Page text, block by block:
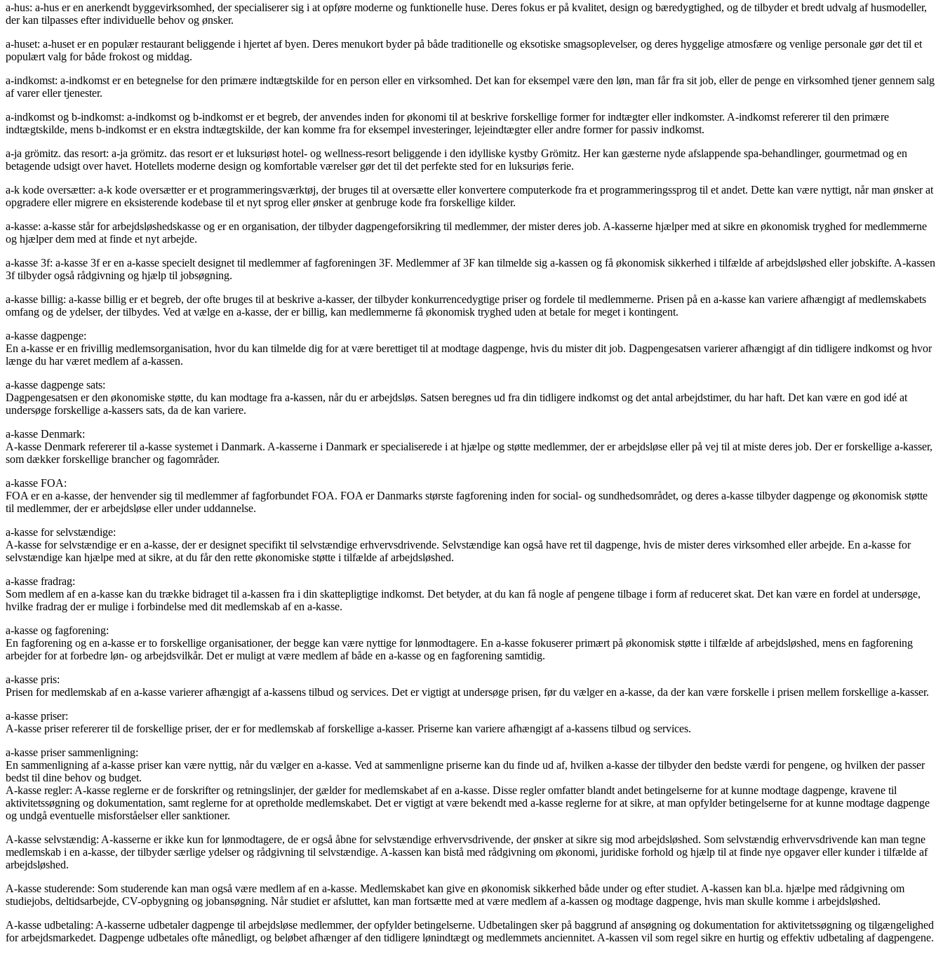
a-hus: a-hus er en anerkendt byggevirksomhed, der specialiserer sig i at opføre moderne og funktionelle huse. Deres fokus er på kvalitet, design og bæredygtighed, og de tilbyder et bredt udvalg af husmodeller,
der kan tilpasses efter individuelle behov og ønsker.
a-huset: a-huset er en populær restaurant beliggende i hjertet af byen. Deres menukort byder på både traditionelle og eksotiske smagsoplevelser, og deres hyggelige atmosfære og venlige personale gør det til et
populært valg for både frokost og middag.
a-indkomst: a-indkomst er en betegnelse for den primære indtægtskilde for en person eller en virksomhed. Det kan for eksempel være den løn, man får fra sit job, eller de penge en virksomhed tjener gennem salg
af varer eller tjenester.
a-indkomst og b-indkomst: a-indkomst og b-indkomst er et begreb, der anvendes inden for økonomi til at beskrive forskellige former for indtægter eller indkomster. A-indkomst refererer til den primære
indtægtskilde, mens b-indkomst er en ekstra indtægtskilde, der kan komme fra for eksempel investeringer, lejeindtægter eller andre former for passiv indkomst.
a-ja grömitz. das resort: a-ja grömitz. das resort er et luksuriøst hotel- og wellness-resort beliggende i den idylliske kystby Grömitz. Her kan gæsterne nyde afslappende spa-behandlinger, gourmetmad og en
betagende udsigt over havet. Hotellets moderne design og komfortable værelser gør det til det perfekte sted for en luksuriøs ferie.
a-k kode oversætter: a-k kode oversætter er et programmeringsværktøj, der bruges til at oversætte eller konvertere computerkode fra et programmeringssprog til et andet. Dette kan være nyttigt, når man ønsker at
opgradere eller migrere en eksisterende kodebase til et nyt sprog eller ønsker at genbruge kode fra forskellige kilder.
a-kasse: a-kasse står for arbejdsløshedskasse og er en organisation, der tilbyder dagpengeforsikring til medlemmer, der mister deres job. A-kasserne hjælper med at sikre en økonomisk tryghed for medlemmerne
og hjælper dem med at finde et nyt arbejde.
a-kasse 3f: a-kasse 3f er en a-kasse specielt designet til medlemmer af fagforeningen 3F. Medlemmer af 3F kan tilmelde sig a-kassen og få økonomisk sikkerhed i tilfælde af arbejdsløshed eller jobskifte. A-kassen
3f tilbyder også rådgivning og hjælp til jobsøgning.
a-kasse billig: a-kasse billig er et begreb, der ofte bruges til at beskrive a-kasser, der tilbyder konkurrencedygtige priser og fordele til medlemmerne. Prisen på en a-kasse kan variere afhængigt af medlemskabets
omfang og de ydelser, der tilbydes. Ved at vælge en a-kasse, der er billig, kan medlemmerne få økonomisk tryghed uden at betale for meget i kontingent.
a-kasse dagpenge:
En a-kasse er en frivillig medlemsorganisation, hvor du kan tilmelde dig for at være berettiget til at modtage dagpenge, hvis du mister dit job. Dagpengesatsen varierer afhængigt af din tidligere indkomst og hvor
længe du har været medlem af a-kassen.
a-kasse dagpenge sats:
Dagpengesatsen er den økonomiske støtte, du kan modtage fra a-kassen, når du er arbejdsløs. Satsen beregnes ud fra din tidligere indkomst og det antal arbejdstimer, du har haft. Det kan være en god idé at
undersøge forskellige a-kassers sats, da de kan variere.
a-kasse Denmark:
A-kasse Denmark refererer til a-kasse systemet i Danmark. A-kasserne i Danmark er specialiserede i at hjælpe og støtte medlemmer, der er arbejdsløse eller på vej til at miste deres job. Der er forskellige a-kasser,
som dækker forskellige brancher og fagområder.
a-kasse FOA:
FOA er en a-kasse, der henvender sig til medlemmer af fagforbundet FOA. FOA er Danmarks største fagforening inden for social- og sundhedsområdet, og deres a-kasse tilbyder dagpenge og økonomisk støtte
til medlemmer, der er arbejdsløse eller under uddannelse.
a-kasse for selvstændige:
A-kasse for selvstændige er en a-kasse, der er designet specifikt til selvstændige erhvervsdrivende. Selvstændige kan også have ret til dagpenge, hvis de mister deres virksomhed eller arbejde. En a-kasse for
selvstændige kan hjælpe med at sikre, at du får den rette økonomiske støtte i tilfælde af arbejdsløshed.
a-kasse fradrag:
Som medlem af en a-kasse kan du trække bidraget til a-kassen fra i din skattepligtige indkomst. Det betyder, at du kan få nogle af pengene tilbage i form af reduceret skat. Det kan være en fordel at undersøge,
hvilke fradrag der er mulige i forbindelse med dit medlemskab af en a-kasse.
a-kasse og fagforening:
En fagforening og en a-kasse er to forskellige organisationer, der begge kan være nyttige for lønmodtagere. En a-kasse fokuserer primært på økonomisk støtte i tilfælde af arbejdsløshed, mens en fagforening
arbejder for at forbedre løn- og arbejdsvilkår. Det er muligt at være medlem af både en a-kasse og en fagforening samtidig.
a-kasse pris:
Prisen for medlemskab af en a-kasse varierer afhængigt af a-kassens tilbud og services. Det er vigtigt at undersøge prisen, før du vælger en a-kasse, da der kan være forskelle i prisen mellem forskellige a-kasser.
a-kasse priser:
A-kasse priser refererer til de forskellige priser, der er for medlemskab af forskellige a-kasser. Priserne kan variere afhængigt af a-kassens tilbud og services.
a-kasse priser sammenligning:
En sammenligning af a-kasse priser kan være nyttig, når du vælger en a-kasse. Ved at sammenligne priserne kan du finde ud af, hvilken a-kasse der tilbyder den bedste værdi for pengene, og hvilken der passer
bedst til dine behov og budget.
A-kasse regler: A-kasse reglerne er de forskrifter og retningslinjer, der gælder for medlemskabet af en a-kasse. Disse regler omfatter blandt andet betingelserne for at kunne modtage dagpenge, kravene til
aktivitetssøgning og dokumentation, samt reglerne for at opretholde medlemskabet. Det er vigtigt at være bekendt med a-kasse reglerne for at sikre, at man opfylder betingelserne for at kunne modtage dagpenge
og undgå eventuelle misforståelser eller sanktioner.
A-kasse selvstændig: A-kasserne er ikke kun for lønmodtagere, de er også åbne for selvstændige erhvervsdrivende, der ønsker at sikre sig mod arbejdsløshed. Som selvstændig erhvervsdrivende kan man tegne
medlemskab i en a-kasse, der tilbyder særlige ydelser og rådgivning til selvstændige. A-kassen kan bistå med rådgivning om økonomi, juridiske forhold og hjælp til at finde nye opgaver eller kunder i tilfælde af
arbejdsløshed.
A-kasse studerende: Som studerende kan man også være medlem af en a-kasse. Medlemskabet kan give en økonomisk sikkerhed både under og efter studiet. A-kassen kan bl.a. hjælpe med rådgivning om
studiejobs, deltidsarbejde, CV-opbygning og jobansøgning. Når studiet er afsluttet, kan man fortsætte med at være medlem af a-kassen og modtage dagpenge, hvis man skulle komme i arbejdsløshed.
A-kasse udbetaling: A-kasserne udbetaler dagpenge til arbejdsløse medlemmer, der opfylder betingelserne. Udbetalingen sker på baggrund af ansøgning og dokumentation for aktivitetssøgning og tilgængelighed
for arbejdsmarkedet. Dagpenge udbetales ofte månedligt, og beløbet afhænger af den tidligere lønindtægt og medlemmets anciennitet. A-kassen vil som regel sikre en hurtig og effektiv udbetaling af dagpengene.